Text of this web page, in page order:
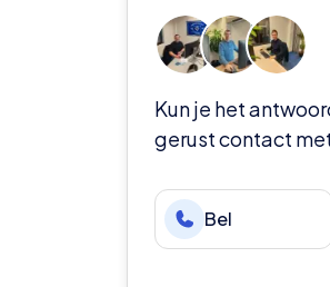
Kun je het
gerust contact
Bel